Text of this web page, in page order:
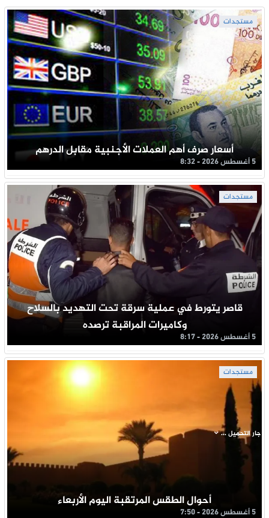
مستجدات
أسعار صرف أهم العملات الأجنبية مقابل الدرهم
5 أغسطس 2026 - 8:32
مستجدات
قاصر يتورط في عملية سرقة تحت التهديد بالسلاح
وكاميرات المراقبة ترصده
5 أغسطس 2026 - 8:17
مستجدات
أحوال الطقس المرتقبة اليوم الأربعاء
5 أغسطس 2026 - 7:50
جار التحميل ...